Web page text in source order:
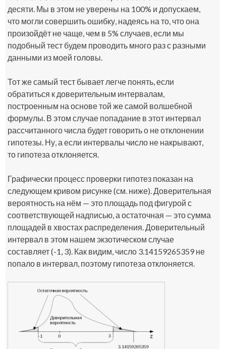
десяти. Мы в этом не уверены на 100% и допускаем,
что могли совершить ошибку, надеясь на то, что она
произойдёт не чаще, чем в 5% случаев, если мы
подобный тест будем проводить много раз с разными
данными из моей головы.
Тот же самый тест бывает легче понять, если
обратиться к доверительным интервалам,
построенным на основе той же самой волшебной
формулы. В этом случае попадание в этот интервал
рассчитанного числа будет говорить о не отклонении
гипотезы. Ну, а если интервалы число не накрывают,
то гипотеза отклоняется.
Графически процесс проверки гипотез показан на
следующем кривом рисунке (см. ниже). Доверительная
вероятность на нём — это площадь под фигурой с
соответствующей надписью, а остаточная — это сумма
площадей в хвостах распределения. Доверительный
интервал в этом нашем экзотическом случае
составляет (-1, 3). Как видим, число 3.14159265359 не
попало в интервал, поэтому гипотеза отклоняется.